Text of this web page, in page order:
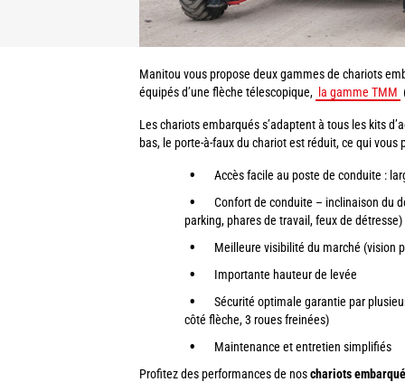
Manitou vous propose deux gammes de chariots
équipés d’une flèche télescopique, la gamme TMM
Les chariots embarqués s’adaptent à tous les kits
bas, le porte-à-faux du chariot est réduit, ce qui
Accès facile au poste de conduite :
Confort de conduite – inclinaison du
parking, phares de travail, feux de détresse)
Meilleure visibilité du marché (vision
Importante hauteur de levée
Sécurité optimale garantie par
côté flèche, 3 roues freinées)
Maintenance et entretien simplifiés
Profitez des performances de noschariots